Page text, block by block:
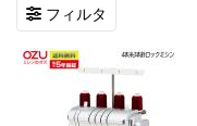
フィルタ